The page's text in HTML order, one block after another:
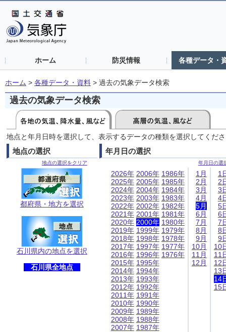
ホーム 防災情報 各種データ・
ホーム > 各種データ・資料 > 過去の気象データ検索
過去の気象データ検索
地点と年月日時を選択して、表示するデータの種類を選択してくだ
地点の選択
地点の選択をクリア
都府県・地方を選択
石川県内の地点を選択
石川県全地点
年月日の選択
年月日の選
2026年
2025年
2024年
2023年
2022年
2021年
2020年
2019年
2018年
2017年
2016年
2015年
2014年
2013年
2012年
2011年
2010年
2009年
2008年
2007年
2006年
2005年
2004年
2003年
2002年
2001年
2000年
1999年
1998年
1997年
1996年
1995年
1994年
1993年
1992年
1991年
1990年
1989年
1988年
1987年
1986年
1985年
1984年
1983年
1982年
1981年
1980年
1979年
1978年
1977年
1976年
1月
2月
3月
4月
5月
6月
7月
8月
9月
10月
11月
12月
1
2
3
4
5
6
7
8
9
10
11
12
13
14
15